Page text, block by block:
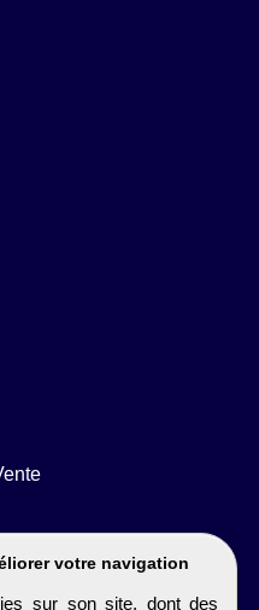
votre navigation
sur son site, dont des